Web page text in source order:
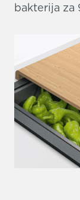
bakterija za